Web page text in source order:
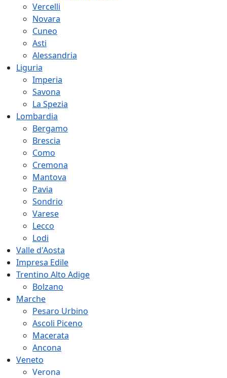
Vercelli
Novara
Cuneo
Asti
Alessandria
Liguria
Imperia
Savona
La Spezia
Lombardia
Bergamo
Brescia
Como
Cremona
Mantova
Pavia
Sondrio
Varese
Lecco
Lodi
Valle d'Aosta
Impresa Edile
Trentino Alto Adige
Bolzano
Marche
Pesaro Urbino
Ascoli Piceno
Macerata
Ancona
Veneto
Verona